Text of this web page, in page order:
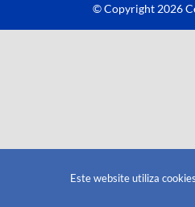
© Copyright 2026
Este website utiliza